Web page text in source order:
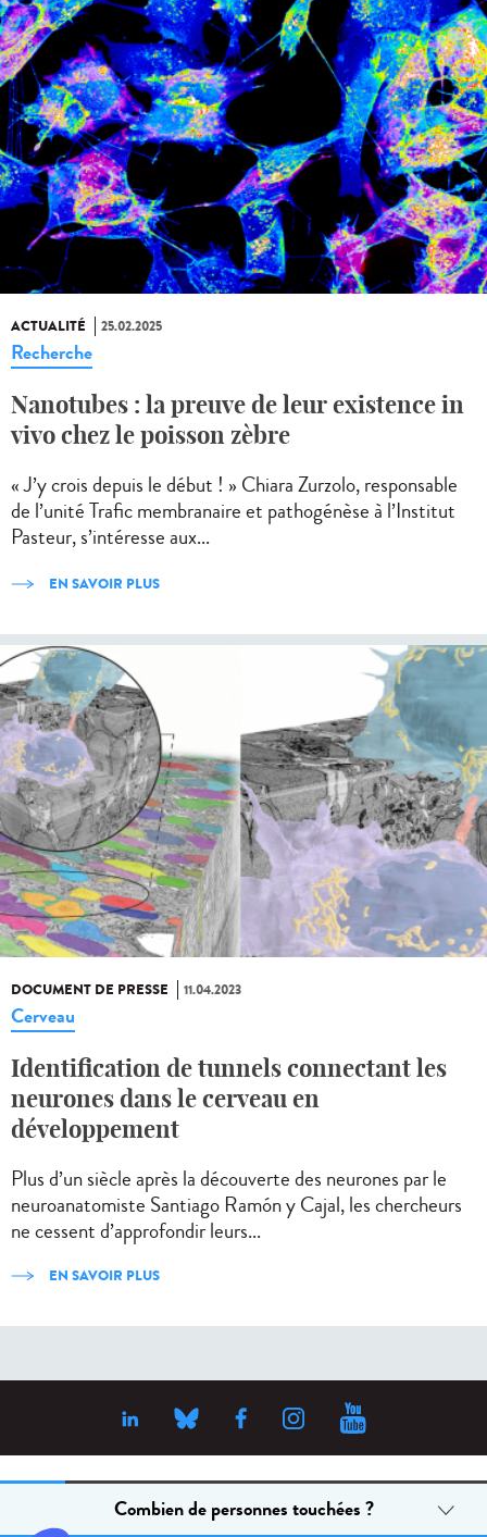
Combien de personnes touchées ?
ACTUALITÉ 25.02.2025
Recherche
Nanotubes : la preuve de leur existence in
vivo chez le poisson zèbre
« J’y crois depuis le début ! » Chiara Zurzolo, responsable
de l’unité Trafic membranaire et pathogénèse à l’Institut
Pasteur, s’intéresse aux...
EN SAVOIR PLUS
DOCUMENT DE PRESSE 11.04.2023
Cerveau
Identification de tunnels connectant les
neurones dans le cerveau en
développement
Plus d’un siècle après la découverte des neurones par le
neuroanatomiste Santiago Ramón y Cajal, les chercheurs
ne cessent d’approfondir leurs...
EN SAVOIR PLUS